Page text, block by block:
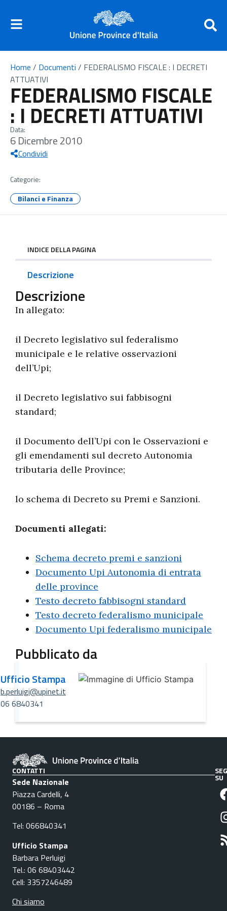
Home / Documenti / FEDERALISMO FISCALE : I DECRETI
ATTUATIVI
FEDERALISMO FISCALE
: I DECRETI ATTUATIVI
Data:
6 Dicembre 2010
Condividi
Categorie:
Bilanci e Finanza
INDICE DELLA PAGINA
Descrizione
Descrizione
In allegato:
il Decreto legislativo sul federalismo
municipale e le relative osservazioni
dell’Upi;
il Decreto legislativo sui fabbisogni
standard;
il Documento dell’Upi con le Osservazioni e
gli emendamenti sul decreto Autonomia
tributaria delle Province;
lo schema di Decreto su Premi e Sanzioni.
Documenti allegati:
Schema decreto premi e sanzioni
Documento Upi Autonomia di entrata
delle province
Testo decreto fabbisogni standard
Testo decreto federalismo municipale
Documento Upi federalismo municipale
Pubblicato da
Ufficio Stampa
b.perluigi@upinet.it
06 6840341
CONTATTI
Sede Nazionale
Piazza Cardelli, 4
00186 – Roma
Tel: 066840341
Ufficio Stampa
Barbara Perluigi
Tel.: 06 68403442
Cell: 3357246489
Chi siamo
SU